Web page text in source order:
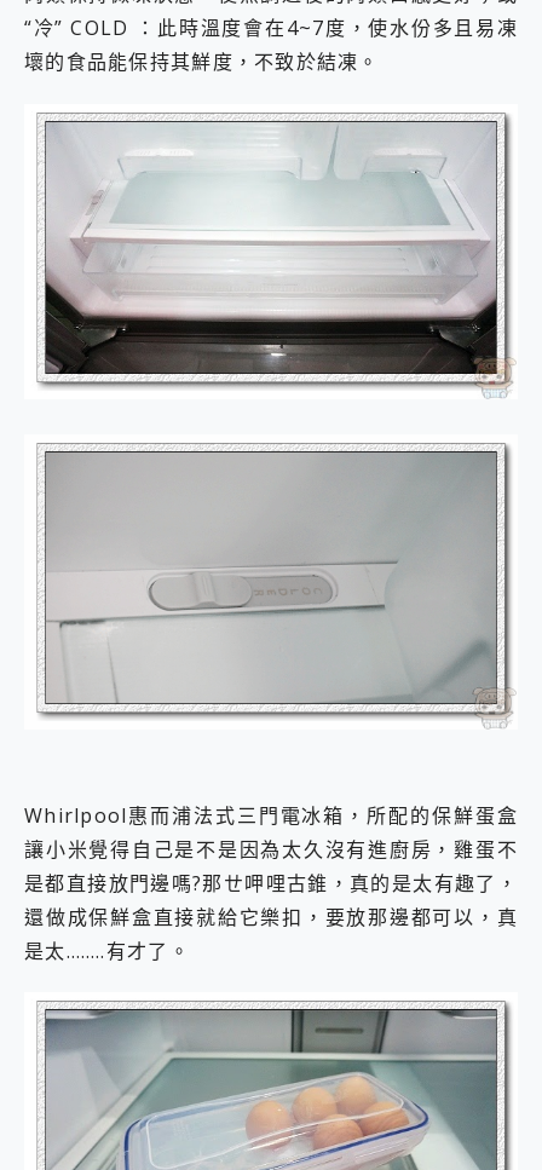
“冷” COLD ：此時溫度會在4~7度，使水份多且易凍
壞的食品能保持其鮮度，不致於結凍。
Whirlpool惠而浦法式三門電冰箱，所配的保鮮蛋盒
讓小米覺得自己是不是因為太久沒有進廚房，雞蛋不
是都直接放門邊嗎?那ㄝ呷哩古錐，真的是太有趣了，
還做成保鮮盒直接就給它樂扣，要放那邊都可以，真
是太……..有才了。